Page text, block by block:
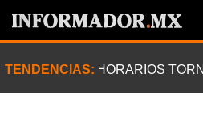
TENDENCIAS: HORARIOS